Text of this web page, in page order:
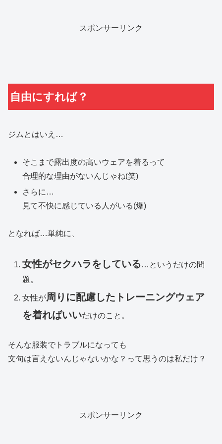
スポンサーリンク
自由にすれば？
ジムとはいえ…
そこまで露出度の高いウェアを着るって
合理的な理由がないんじゃね(笑)
さらに…
見て不快に感じている人がいる(爆)
となれば…単純に、
女性がセクハラをしている …というだけの問
題。
女性が周りに配慮したトレーニングウェア
を着ればいいだけのこと。
そんな服装でトラブルになっても
文句は言えないんじゃないかな？って思うのは私だけ？
スポンサーリンク